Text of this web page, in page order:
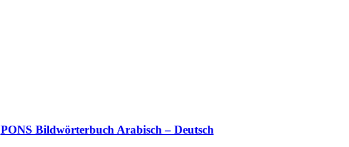
PONS Bildwörterbuch Arabisch – Deutsch